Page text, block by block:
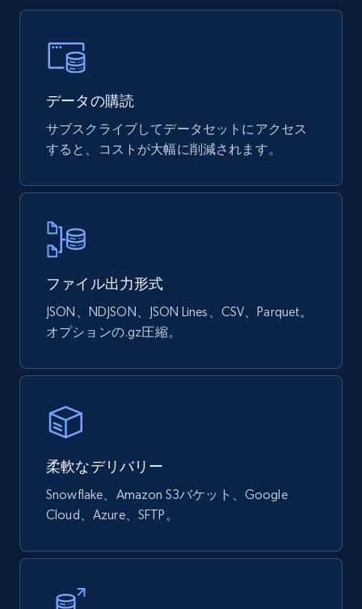
eCommerce
877+ 124+
URL, Product id, Title, Original price, Final price,
eCommerce
838+ 46+ 今すぐ購入
URL, Product id, Title, Final price, Initial price,
Currency, Rating, Reviews count, and more.
eCommerce
Wayfair products
データの購読
サブスクライブしてデータセットにアクセス
すると、コストが大幅に削減されます。
ファイル出力形式
JSON、NDJSON、JSON Lines、CSV、Parquet。
オプションの.gz圧縮。
柔軟なデリバリー
Snowflake、Amazon S3バケット、Google
Cloud、Azure、SFTP。